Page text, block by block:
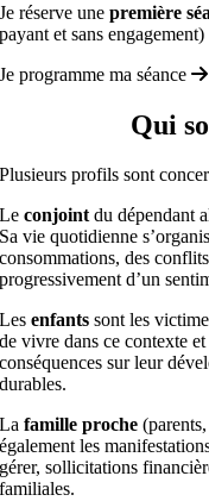
Je réserve unepremière
payant et sans engagement)
Je programme ma séance
Qui
Plusieurs profils sont
Le conjointdu dépendant
Sa vie quotidienne
consommations, des
progressivement d’un
Lesenfants sont les
de vivre dans ce contexte
conséquences sur leur
durables.
La famille proche
également les
gérer, sollicitations
familiales.